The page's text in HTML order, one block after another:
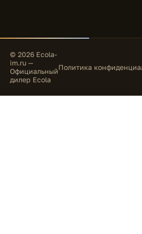
© 2026 Ecola-
im.ru —
Официальный
дилер Ecola
Политика